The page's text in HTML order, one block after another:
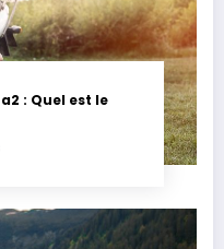
: Quel est le